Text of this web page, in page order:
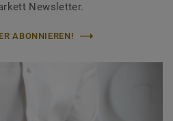
Newsletter.
ABONNIEREN!